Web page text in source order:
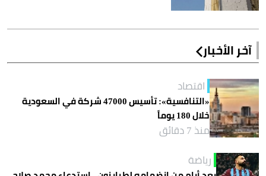
آخر الأخبار
اقتصاد
«التنافسية»: تأسيس 47000 شركة في السعودية
خلال 180 يوماً
منذ 7 دقائق
رياضة